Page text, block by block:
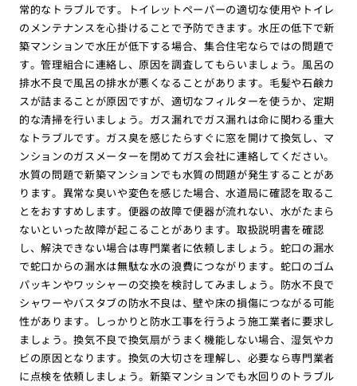
常的なトラブルです。トイレットペーパーの適切な使用やトイレ
のメンテナンスを心掛けることで予防できます。水圧の低下で新
築マンションで水圧が低下する場合、集合住宅ならではの問題で
す。管理組合に連絡し、原因を調査してもらいましょう。風呂の
排水不良で風呂の排水が悪くなることがあります。毛髪や石鹸カ
スが詰まることが原因ですが、適切なフィルターを使うか、定期
的な清掃を行いましょう。ガス漏れでガス漏れは命に関わる重大
なトラブルです。ガス臭を感じたらすぐに窓を開けて換気し、マ
ンションのガスメーターを閉めてガス会社に連絡してください。
水質の問題で新築マンションでも水質の問題が発生することがあ
ります。異常な臭いや変色を感じた場合、水道局に確認を取るこ
とをおすすめします。便器の故障で便器が流れない、水がたまら
ないといった故障が起こることがあります。取扱説明書を確認
し、解決できない場合は専門業者に依頼しましょう。蛇口の漏水
で蛇口からの漏水は無駄な水の浪費につながります。蛇口のゴム
パッキンやワッシャーの交換を検討してみましょう。防水不良で
シャワーやバスタブの防水不良は、壁や床の損傷につながる可能
性があります。しっかりと防水工事を行うよう施工業者に要求し
ましょう。換気不良で換気扇がうまく機能しない場合、湿気やカ
ビの原因となります。換気の大切さを理解し、必要なら専門業者
に点検を依頼しましょう。新築マンションでも水回りのトラブル